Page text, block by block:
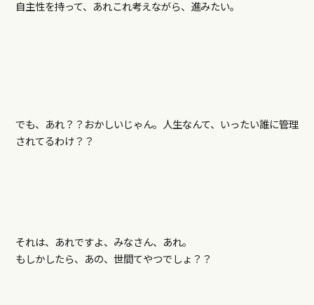
自主性を持って、あれこれ考えながら、進みたい。
でも、あれ？？おかしいじゃん。人生なんて、いったい誰に管理
されてるわけ？？
それは、あれですよ、みなさん、あれ。
もしかしたら、あの、世間てやつでしょ？？